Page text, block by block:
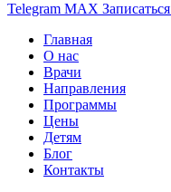
Telegram MAX Записаться
Главная
О нас
Врачи
Направления
Программы
Цены
Детям
Блог
Контакты